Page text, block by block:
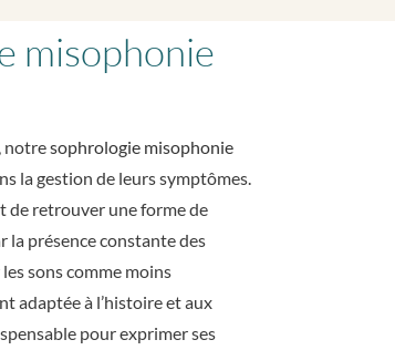
misophonie
notresophrologie misophonie
la gestion de leurs symptômes.
de retrouver une forme de
la présence constante des
sons comme moins
adaptée à l’histoire et aux
pour exprimer ses